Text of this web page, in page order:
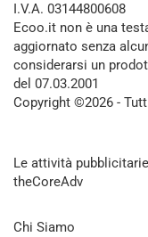
I.V.A. 03144800608
Ecoo.it non è una
aggiornato senza
considerarsi un
del 07.03.2001
Copyright ©2026 -
Le attività
theCoreAdv
Chi Siamo